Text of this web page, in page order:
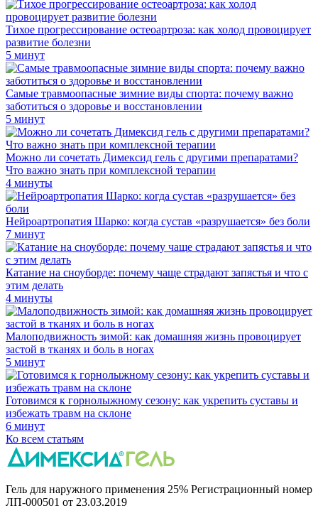
Тихое прогрессирование остеоартроза: как холод провоцирует
развитие болезни
5 минут
Самые травмоопасные зимние виды спорта: почему важно
заботиться о здоровье и восстановлении
5 минут
Можно ли сочетать Димексид гель с другими препаратами?
Что важно знать при комплексной терапии
4 минуты
Нейроартропатия Шарко: когда сустав «разрушается» без боли
7 минут
Катание на сноуборде: почему чаще страдают запястья и что с
этим делать
4 минуты
Малоподвижность зимой: как домашняя жизнь провоцирует
застой в тканях и боль в ногах
5 минут
Готовимся к горнолыжному сезону: как укрепить суставы и
избежать травм на склоне
6 минут
Ко всем статьям
Гель для наружного применения 25% Регистрационный номер
ЛП-000501 от 23.03.2019